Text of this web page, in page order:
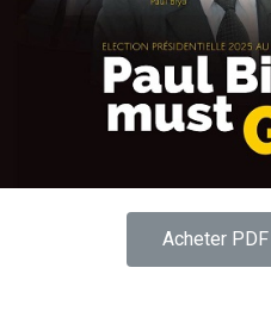
Acheter PDF